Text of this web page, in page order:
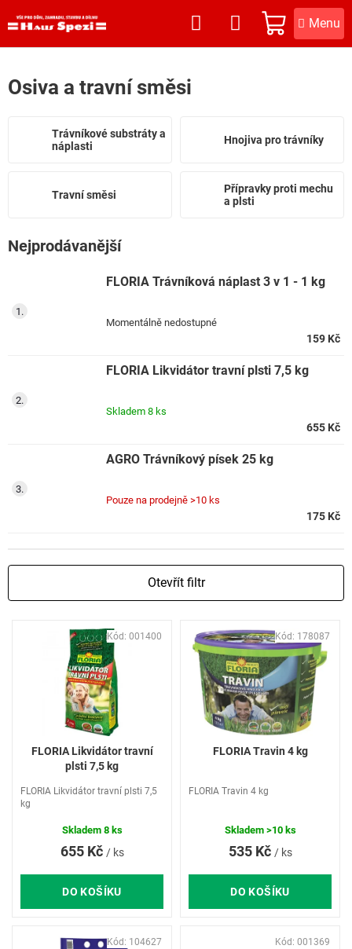
na
NÁKUPNÍ
KOŠÍK
Osiva a travní směsi
Trávníkové substráty a
náplasti
Hnojiva pro trávníky
Travní směsi
Přípravky proti mechu
a plsti
Nejprodávanější
FLORIA Trávníková náplast 3 v 1 - 1 kg
Momentálně nedostupné
159 Kč
FLORIA Likvidátor travní plsti 7,5 kg
Skladem 8 ks
655 Kč
AGRO Trávníkový písek 25 kg
Pouze na prodejně >10 ks
175 Kč
Otevřít filtr
FLORIA Likvidátor travní
plsti 7,5 kg
655 Kč / ks
DO KOŠÍKU
FLORIA Likvidátor travní plsti 7,5
kg
Skladem 8 ks
Kód: 001400
FLORIA Travin 4 kg
535 Kč / ks
DO KOŠÍKU
FLORIA Travin 4 kg
Skladem >10 ks
Kód: 178087
Kód: 104627 Kód: 001369